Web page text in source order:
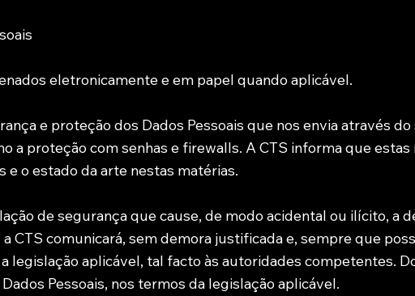
eletronicamente e em papel quando aplicável.
e proteção dos Dados Pessoais que nos envia através
a proteção com senhas e firewalls. A CTS informa que
e o estado da arte nestas matérias.
de segurança que cause, de modo acidental ou ilícito, a
a CTS comunicará, sem demora justificada e, sempre que
legislação aplicável, tal facto às autoridades competentes.
Pessoais, nos termos da legislação aplicável.